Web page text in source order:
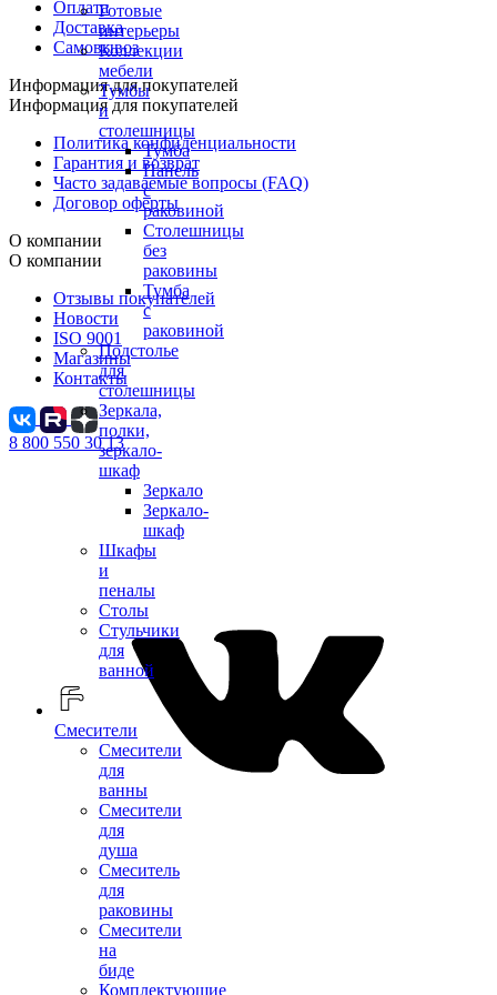
Готовые
интерьеры
Коллекции
мебели
Тумбы
и
столешницы
Тумба
Панель
с
раковиной
Столешницы
без
раковины
Тумба
с
раковиной
Подстолье
для
столешницы
Зеркала,
полки,
зеркало-
шкаф
Зеркало
Зеркало-
шкаф
Шкафы
и
пеналы
Столы
Стульчики
для
ванной
Смесители
Смесители
для
ванны
Смесители
для
душа
Смеситель
для
раковины
Смесители
на
биде
Комплектующие
Оплата
Доставка
Самовывоз
Информация для покупателей
Информация для покупателей
Политика конфиденциальности
Гарантия и возврат
Часто задаваемые вопросы (FAQ)
Договор оферты
О компании
О компании
Отзывы покупателей
Новости
ISO 9001
Магазины
Контакты
8 800 550 30 13